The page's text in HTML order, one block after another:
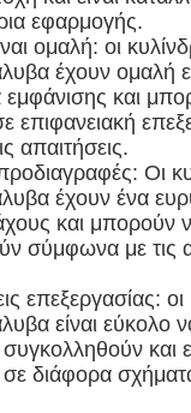
εφαρμογής.
ομαλή: οι
έχουν ομαλή
εμφάνισης και
επιφανειακή
απαιτήσεις.
Οι
έχουν ένα
και μπορούν
σύμφωνα με τις
επεξεργασίας:
είναι εύκολο
και
διάφορα